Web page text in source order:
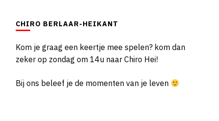
CHIRO BERLAAR-HEIKANT
Kom je graag een keertje mee spelen? kom dan
zeker op zondag om 14u naar Chiro Hei!
Bij ons beleef je de momenten van je leven